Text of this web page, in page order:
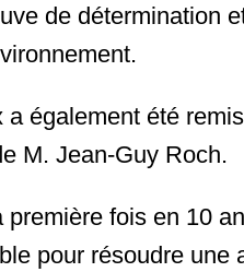
de détermination
a également été
M. Jean-Guy Roch.
première fois en 10
pour résoudre une